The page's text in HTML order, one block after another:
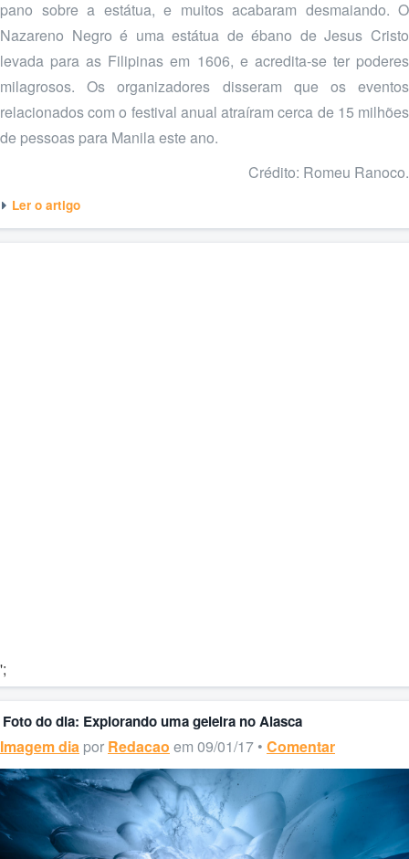
pano sobre a estátua, e muitos acabaram desmaiando. O
Nazareno Negro é uma estátua de ébano de Jesus Cristo
levada para as Filipinas em 1606, e acredita-se ter poderes
milagrosos. Os organizadores disseram que os eventos
relacionados com o festival anual atraíram cerca de 15 milhões
de pessoas para Manila este ano.
Crédito: Romeu Ranoco.
Ler o artigo
';
Foto do dia: Explorando uma geleira no Alasca
Imagem dia por Redacao em 09/01/17 • Comentar